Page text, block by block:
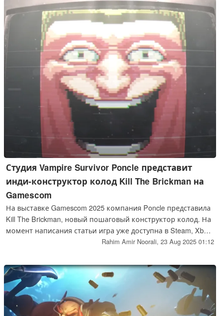
Студия Vampire Survivor Poncle представит
инди-конструктор колод Kill The Brickman на
Gamescom
На выставке Gamescom 2025 компания Poncle представила
Kill The Brickman, новый пошаговый конструктор колод. На
момент написания статьи игра уже доступна в Steam, Xbox
Rahim Amir Noorali, 23 Aug 2025 01:12